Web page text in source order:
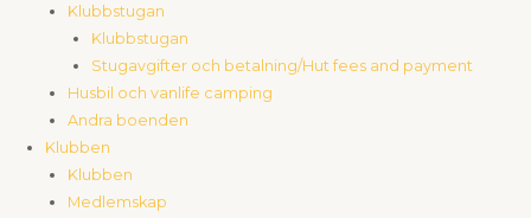
Klubbstugan
Klubbstugan
Stugavgifter och betalning/Hut fees and payment
Husbil och vanlife camping
Andra boenden
Klubben
Klubben
Medlemskap